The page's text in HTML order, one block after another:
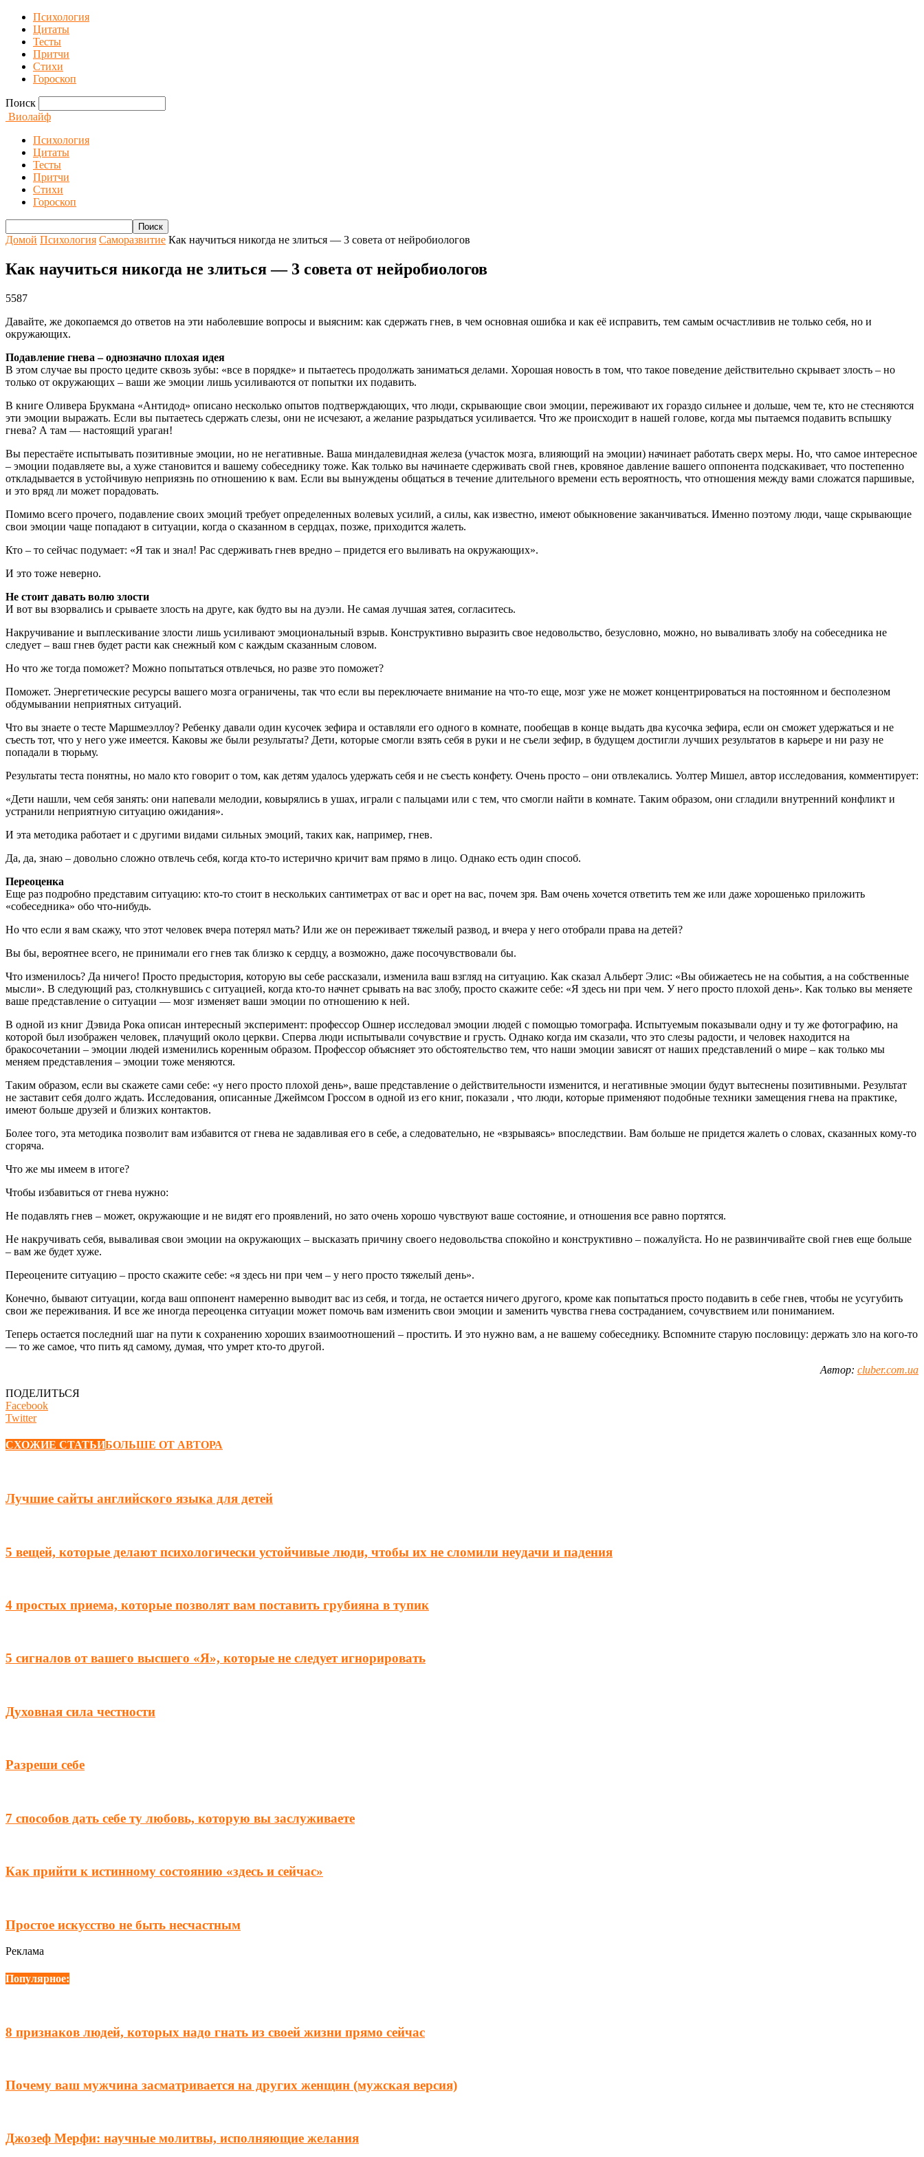
Психология
Цитаты
Тесты
Притчи
Стихи
Гороскоп
Поиск
Виолайф
Психология
Цитаты
Тесты
Притчи
Стихи
Гороскоп
Домой Психология Саморазвитие Как научиться никогда не злиться — 3 совета от нейробиологов
Как научиться никогда не злиться — 3 совета от нейробиологов
5587
Давайте, же докопаемся до ответов на эти наболевшие вопросы и выясним: как сдержать гнев, в чем основная ошибка и как её исправить, тем самым осчастливив не только себя, но и
окружающих.
Подавление гнева – однозначно плохая идея
В этом случае вы просто цедите сквозь зубы: «все в порядке» и пытаетесь продолжать заниматься делами. Хорошая новость в том, что такое поведение действительно скрывает злость – но
только от окружающих – ваши же эмоции лишь усиливаются от попытки их подавить.
В книге Оливера Брукмана «Антидод» описано несколько опытов подтверждающих, что люди, скрывающие свои эмоции, переживают их гораздо сильнее и дольше, чем те, кто не стесняются
эти эмоции выражать. Если вы пытаетесь сдержать слезы, они не исчезают, а желание разрыдаться усиливается. Что же происходит в нашей голове, когда мы пытаемся подавить вспышку
гнева? А там — настоящий ураган!
Вы перестаёте испытывать позитивные эмоции, но не негативные. Ваша миндалевидная железа (участок мозга, влияющий на эмоции) начинает работать сверх меры. Но, что самое интересное
– эмоции подавляете вы, а хуже становится и вашему собеседнику тоже. Как только вы начинаете сдерживать свой гнев, кровяное давление вашего оппонента подскакивает, что постепенно
откладывается в устойчивую неприязнь по отношению к вам. Если вы вынуждены общаться в течение длительного времени есть вероятность, что отношения между вами сложатся паршивые,
и это вряд ли может порадовать.
Помимо всего прочего, подавление своих эмоций требует определенных волевых усилий, а силы, как известно, имеют обыкновение заканчиваться. Именно поэтому люди, чаще скрывающие
свои эмоции чаще попадают в ситуации, когда о сказанном в сердцах, позже, приходится жалеть.
Кто – то сейчас подумает: «Я так и знал! Рас сдерживать гнев вредно – придется его выливать на окружающих».
И это тоже неверно.
Не стоит давать волю злости
И вот вы взорвались и срываете злость на друге, как будто вы на дуэли. Не самая лучшая затея, согласитесь.
Накручивание и выплескивание злости лишь усиливают эмоциональный взрыв. Конструктивно выразить свое недовольство, безусловно, можно, но вываливать злобу на собеседника не
следует – ваш гнев будет расти как снежный ком с каждым сказанным словом.
Но что же тогда поможет? Можно попытаться отвлечься, но разве это поможет?
Поможет. Энергетические ресурсы вашего мозга ограничены, так что если вы переключаете внимание на что-то еще, мозг уже не может концентрироваться на постоянном и бесполезном
обдумывании неприятных ситуаций.
Что вы знаете о тесте Маршмеэллоу? Ребенку давали один кусочек зефира и оставляли его одного в комнате, пообещав в конце выдать два кусочка зефира, если он сможет удержаться и не
съесть тот, что у него уже имеется. Каковы же были результаты? Дети, которые смогли взять себя в руки и не съели зефир, в будущем достигли лучших результатов в карьере и ни разу не
попадали в тюрьму.
Результаты теста понятны, но мало кто говорит о том, как детям удалось удержать себя и не съесть конфету. Очень просто – они отвлекались. Уолтер Мишел, автор исследования, комментирует:
«Дети нашли, чем себя занять: они напевали мелодии, ковырялись в ушах, играли с пальцами или с тем, что смогли найти в комнате. Таким образом, они сгладили внутренний конфликт и
устранили неприятную ситуацию ожидания».
И эта методика работает и с другими видами сильных эмоций, таких как, например, гнев.
Да, да, знаю – довольно сложно отвлечь себя, когда кто-то истерично кричит вам прямо в лицо. Однако есть один способ.
Переоценка
Еще раз подробно представим ситуацию: кто-то стоит в нескольких сантиметрах от вас и орет на вас, почем зря. Вам очень хочется ответить тем же или даже хорошенько приложить
«собеседника» обо что-нибудь.
Но что если я вам скажу, что этот человек вчера потерял мать? Или же он переживает тяжелый развод, и вчера у него отобрали права на детей?
Вы бы, вероятнее всего, не принимали его гнев так близко к сердцу, а возможно, даже посочувствовали бы.
Что изменилось? Да ничего! Просто предыстория, которую вы себе рассказали, изменила ваш взгляд на ситуацию. Как сказал Альберт Элис: «Вы обижаетесь не на события, а на собственные
мысли». В следующий раз, столкнувшись с ситуацией, когда кто-то начнет срывать на вас злобу, просто скажите себе: «Я здесь ни при чем. У него просто плохой день». Как только вы меняете
ваше представление о ситуации — мозг изменяет ваши эмоции по отношению к ней.
В одной из книг Дэвида Рока описан интересный эксперимент: профессор Ошнер исследовал эмоции людей с помощью томографа. Испытуемым показывали одну и ту же фотографию, на
которой был изображен человек, плачущий около церкви. Сперва люди испытывали сочувствие и грусть. Однако когда им сказали, что это слезы радости, и человек находится на
бракосочетании – эмоции людей изменились коренным образом. Профессор объясняет это обстоятельство тем, что наши эмоции зависят от наших представлений о мире – как только мы
меняем представления – эмоции тоже меняются.
Таким образом, если вы скажете сами себе: «у него просто плохой день», ваше представление о действительности изменится, и негативные эмоции будут вытеснены позитивными. Результат
не заставит себя долго ждать. Исследования, описанные Джеймсом Гроссом в одной из его книг, показали , что люди, которые применяют подобные техники замещения гнева на практике,
имеют больше друзей и близких контактов.
Более того, эта методика позволит вам избавится от гнева не задавливая его в себе, а следовательно, не «взрываясь» впоследствии. Вам больше не придется жалеть о словах, сказанных кому-то
сгоряча.
Что же мы имеем в итоге?
Чтобы избавиться от гнева нужно:
Не подавлять гнев – может, окружающие и не видят его проявлений, но зато очень хорошо чувствуют ваше состояние, и отношения все равно портятся.
Не накручивать себя, вываливая свои эмоции на окружающих – высказать причину своего недовольства спокойно и конструктивно – пожалуйста. Но не развинчивайте свой гнев еще больше
– вам же будет хуже.
Переоцените ситуацию – просто скажите себе: «я здесь ни при чем – у него просто тяжелый день».
Конечно, бывают ситуации, когда ваш оппонент намеренно выводит вас из себя, и тогда, не остается ничего другого, кроме как попытаться просто подавить в себе гнев, чтобы не усугубить
свои же переживания. И все же иногда переоценка ситуации может помочь вам изменить свои эмоции и заменить чувства гнева состраданием, сочувствием или пониманием.
Теперь остается последний шаг на пути к сохранению хороших взаимоотношений – простить. И это нужно вам, а не вашему собеседнику. Вспомните старую пословицу: держать зло на кого-то
— то же самое, что пить яд самому, думая, что умрет кто-то другой.
Автор: cluber.com.ua
ПОДЕЛИТЬСЯ
Facebook
Twitter
СХОЖИЕ СТАТЬИБОЛЬШЕ ОТ АВТОРА
Лучшие сайты английского языка для детей
5 вещей, которые делают психологически устойчивые люди, чтобы их не сломили неудачи и падения
4 простых приема, которые позволят вам поставить грубияна в тупик
5 сигналов от вашего высшего «Я», которые не следует игнорировать
Духовная сила честности
Разреши себе
7 способов дать себе ту любовь, которую вы заслуживаете
Как прийти к истинному состоянию «здесь и сейчас»
Простое искусство не быть несчастным
Реклама
Популярное:
8 признаков людей, которых надо гнать из своей жизни прямо сейчас
Почему ваш мужчина засматривается на других женщин (мужская версия)
Джозеф Мерфи: научные молитвы, исполняющие желания